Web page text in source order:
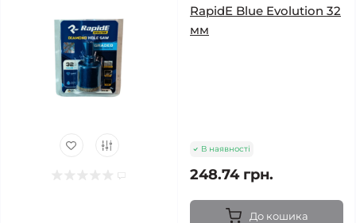
RapidE Blue Evolution 32
мм
В наявності
248.74 грн.
До кошика